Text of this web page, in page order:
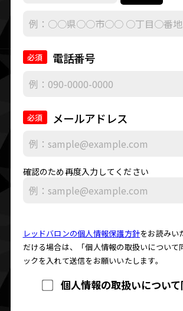
電話番号
必須
メールアドレス
必須
確認のため再度入力してください
レッドバロンの個人情報保護方針をお読みい
だける場合は、
「個人情報の取扱いについ
ックを入れて送信をお願いいたします。
個人情報の取扱いについ